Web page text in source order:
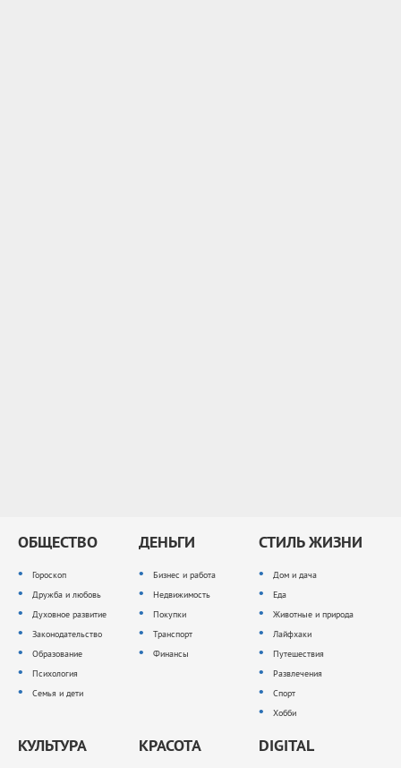
ОБЩЕСТВО
Гороскоп
Дружба и любовь
Духовное развитие
Законодательство
Образование
Психология
Семья и дети
ДЕНЬГИ
Бизнес и работа
Недвижимость
Покупки
Транспорт
Финансы
СТИЛЬ ЖИЗНИ
Дом и дача
Еда
Животные и природа
Лайфхаки
Путешествия
Развлечения
Спорт
Хобби
КУЛЬТУРА КРАСОТА DIGITAL